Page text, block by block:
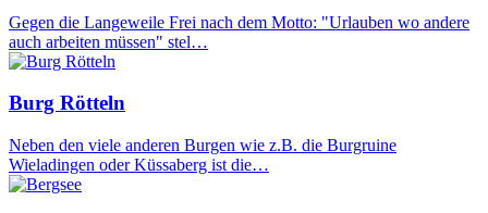
Gegen die Langeweile Frei nach dem Motto: "Urlauben wo andere
auch arbeiten müssen" stel…
Burg Rötteln
Neben den viele anderen Burgen wie z.B. die Burgruine
Wieladingen oder Küssaberg ist die…